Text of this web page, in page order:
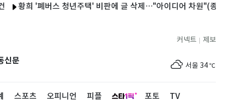
'폐버스 청년주택' 비판에 글 삭제…"아이디어 차원"(종합)
신문
제보
커넥트
서울 34 ℃
스포츠 오피니언 피플 포토 TV